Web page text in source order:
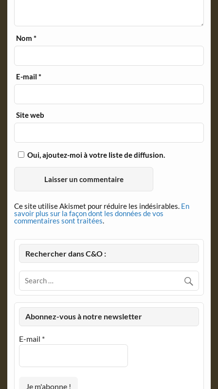
Nom*
E-mail*
Site web
Oui, ajoutez-moi à votre liste de diffusion.
Ce site utilise Akismet pour réduire les indésirables. En
savoir plus sur la façon dont les données de vos
commentaires sont traitées.
Rechercher dans C&O :
Abonnez-vous à notre newsletter
E-mail *